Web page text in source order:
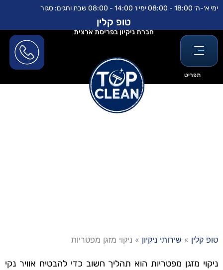
לתוכן
דילוג
ימי א׳-ה׳ 18:00 - 08:00 ימי ו׳ 14:00 - 08:00 שבת וחגים: סגור
תפריט
טופ קלין
חברת ניקיון בפריסת ארצית
טופ קלין » שירותי ניקיון » ניקוי מזגן מפטריות
ניקוי מזגן מפטריות הוא תהליך חשוב כדי להבטיח אוויר נקי